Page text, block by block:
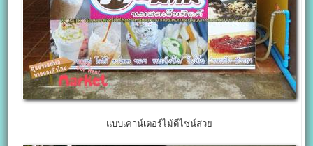
แบบเคาน์เตอร์ไม้ดีไซน์สวย